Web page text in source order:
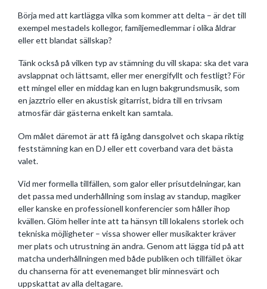
Börja med att kartlägga vilka som kommer att delta – är det till
exempel mestadels kollegor, familjemedlemmar i olika åldrar
eller ett blandat sällskap?
Tänk också på vilken typ av stämning du vill skapa: ska det vara
avslappnat och lättsamt, eller mer energifyllt och festligt? För
ett mingel eller en middag kan en lugn bakgrundsmusik, som
en jazztrio eller en akustisk gitarrist, bidra till en trivsam
atmosfär där gästerna enkelt kan samtala.
Om målet däremot är att få igång dansgolvet och skapa riktig
feststämning kan en DJ eller ett coverband vara det bästa
valet.
Vid mer formella tillfällen, som galor eller prisutdelningar, kan
det passa med underhållning som inslag av standup, magiker
eller kanske en professionell konferencier som håller ihop
kvällen. Glöm heller inte att ta hänsyn till lokalens storlek och
tekniska möjligheter – vissa shower eller musikakter kräver
mer plats och utrustning än andra. Genom att lägga tid på att
matcha underhållningen med både publiken och tillfället ökar
du chanserna för att evenemanget blir minnesvärt och
uppskattat av alla deltagare.